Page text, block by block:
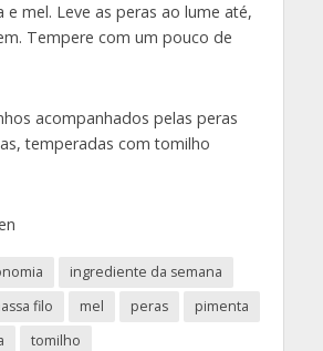
e mel. Leve as peras ao lume até,
Tempere com um pouco de
acompanhados pelas peras
temperadas com tomilho
ingrediente da semana
filo mel peras
pimenta
tomilho